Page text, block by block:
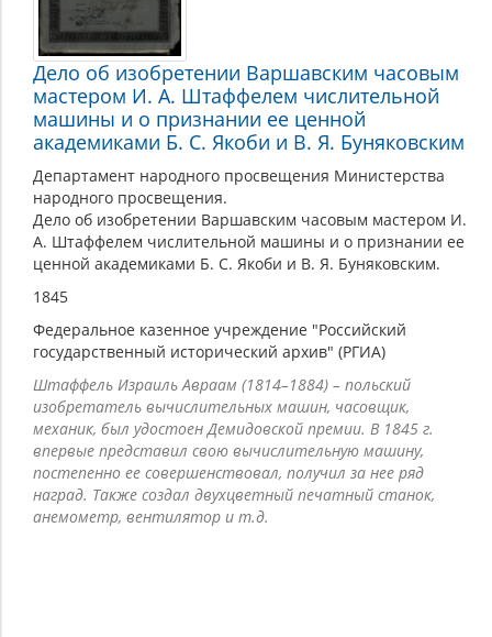
Дело об изобретении Варшавским часовым
мастером И. А. Штаффелем числительной
машины и о признании ее ценной
академиками Б. С. Якоби и В. Я. Буняковским
Департамент народного просвещения Министерства
народного просвещения.
Дело об изобретении Варшавским часовым мастером И.
А. Штаффелем числительной машины и о признании ее
ценной академиками Б. С. Якоби и В. Я. Буняковским.
1845
Федеральное казенное учреждение "Российский
государственный исторический архив" (РГИА)
Штаффель Израиль Авраам (1814–1884) – польский
изобретатель вычислительных машин, часовщик,
механик, был удостоен Демидовской премии. В 1845 г.
впервые представил свою вычислительную машину,
постепенно ее совершенствовал, получил за нее ряд
наград. Также создал двухцветный печатный станок,
анемометр, вентилятор и т.д.